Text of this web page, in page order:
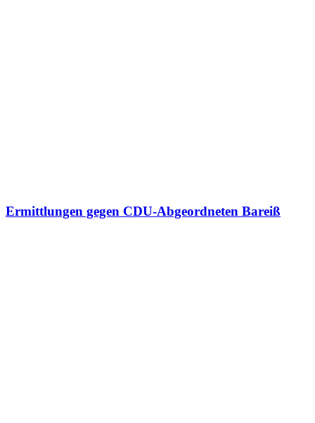
Ermittlungen gegen CDU-Abgeordneten Bareiß